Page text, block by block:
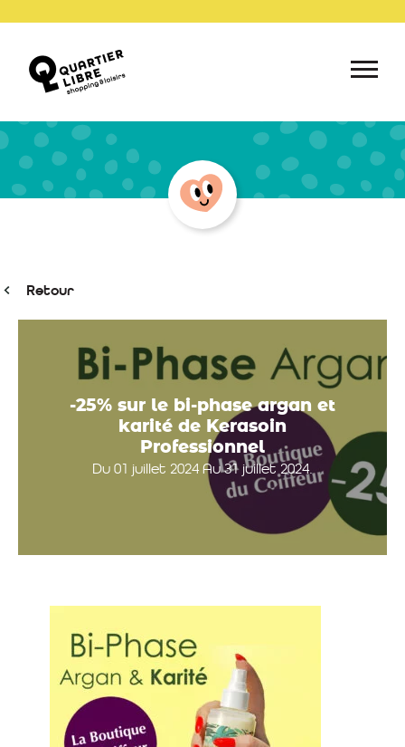
Retour
-25% sur le bi-phase argan et
karité de Kerasoin
Professionnel
Du 01 juillet 2024 Au 31 juillet 2024.